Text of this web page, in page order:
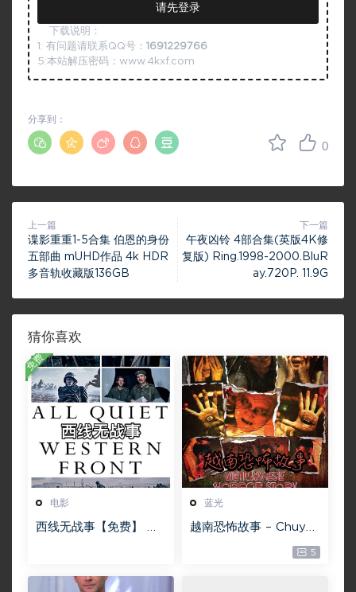
请先登录
下载说明：
1: 有问题请联系QQ号： 1691229766
5:本站解压密码：www.4kxf.com
0
分享到：
上一篇
谍影重重1-5合集 伯恩的身份
五部曲 mUHD作品 4k HDR
多音轨收藏版136GB
下一篇
午夜凶铃 4部合集(英版4K修
复版) Ring.1998-2000.BluR
ay.720P. 11.9G
猜你喜欢
电影
西线无战事【免费】 W
t on the Western Fro
免费
蓝光
越南恐怖故事 – Chuyện
][22GB][1080P][115网
5